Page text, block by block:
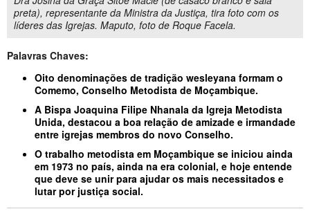
preta), representante da Ministra da Justiça, tira foto com os
líderes das Igrejas. Maputo, foto de Roque Facela.
Palavras Chaves:
Oito denominações de tradição wesleyana formam o
Comemo, Conselho Metodista de Moçambique.
A Bispa Joaquina Filipe Nhanala da Igreja Metodista
Unida, destacou a boa relação de amizade e irmandade
entre igrejas membros do novo Conselho.
O trabalho metodista em Moçambique se iniciou ainda
em 1973 no país, ainda na era colonial, e hoje entende
que deve se unir para ajudar os mais necessitados e
lutar por justiça social.